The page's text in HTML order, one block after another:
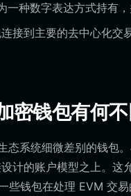
一种数字表达方式持有
接到主要的去中心化交
密钱包有何不
系统细微差别的钱包
计的账户模型之上。
些钱包在处理 EVM 交